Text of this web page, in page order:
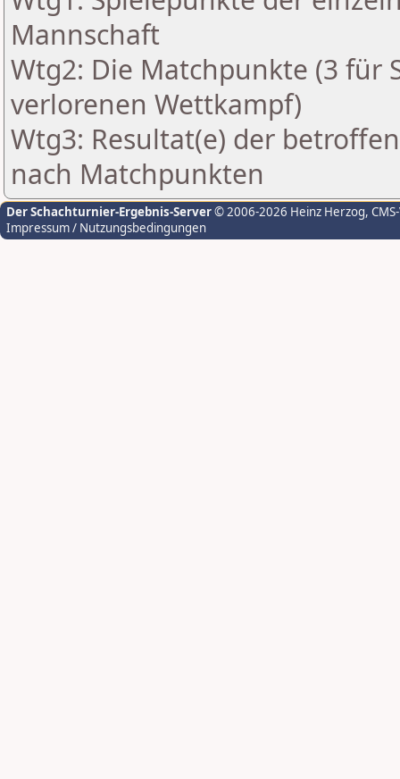
Mannschaft
Wtg2: Die Matchpunkte (3 für
verlorenen Wettkampf)
Wtg3: Resultat(e) der
nach Matchpunkten
Der Schachturnier-Ergebnis-Server© 2006-2026 Heinz Herzog,
Impressum / Nutzungsbedingungen